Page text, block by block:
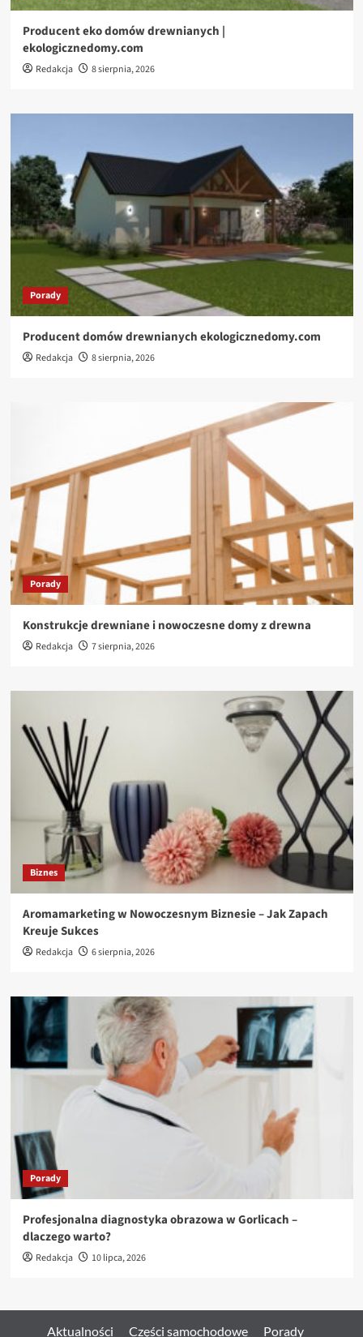
Producent eko domów drewnianych |
ekologicznedomy.com
Redakcja 8 sierpnia, 2026
Porady
Producent domów drewnianych ekologicznedomy.com
Redakcja 8 sierpnia, 2026
Porady
Konstrukcje drewniane i nowoczesne domy z drewna
Redakcja 7 sierpnia, 2026
Biznes
Aromamarketing w Nowoczesnym Biznesie – Jak Zapach
Kreuje Sukces
Redakcja 6 sierpnia, 2026
Porady
Profesjonalna diagnostyka obrazowa w Gorlicach –
dlaczego warto?
Redakcja 10 lipca, 2026
Aktualności Części samochodowe Porady